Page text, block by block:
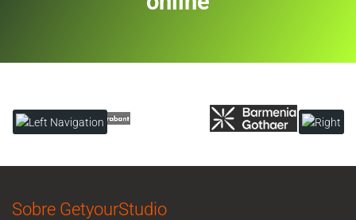
Sobre GetyourStudio